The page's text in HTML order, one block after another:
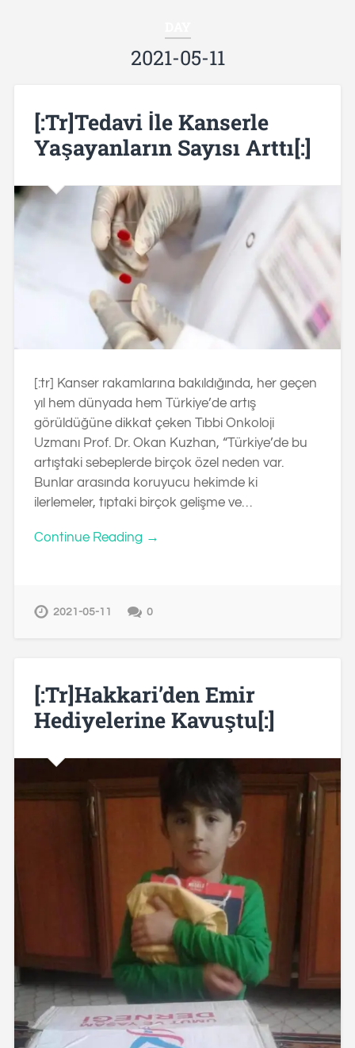
2021-05-11
[:tr]Tedavi İle Kanserle
Yaşayanların Sayısı Arttı[:]
[:tr] Kanser rakamlarına bakıldığında, her geçen
yıl hem dünyada hem Türkiye’de artış
görüldüğüne dikkat çeken Tıbbi Onkoloji
Uzmanı Prof. Dr. Okan Kuzhan, “Türkiye’de bu
artıştaki sebeplerde birçok özel neden var.
Bunlar arasında koruyucu hekimde ki
ilerlemeler, tıptaki birçok gelişme ve…
Continue Reading →
2021-05-11 0
[:tr]Hakkari’den Emir
Hediyelerine Kavuştu[:]